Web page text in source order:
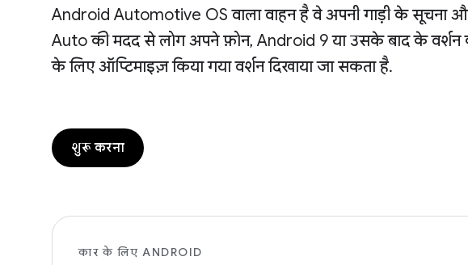
Android Automotive OS वाला वाहन है वे अपनी गाड़ी के सूचना
Auto की मदद से लोग अपने फ़ोन, Android 9 या उसके बाद के
के लिए ऑप्टिमाइज़ किया गया वर्शन दिखाया जा सकता है.
शुरू करना
कार के लिए ANDROID